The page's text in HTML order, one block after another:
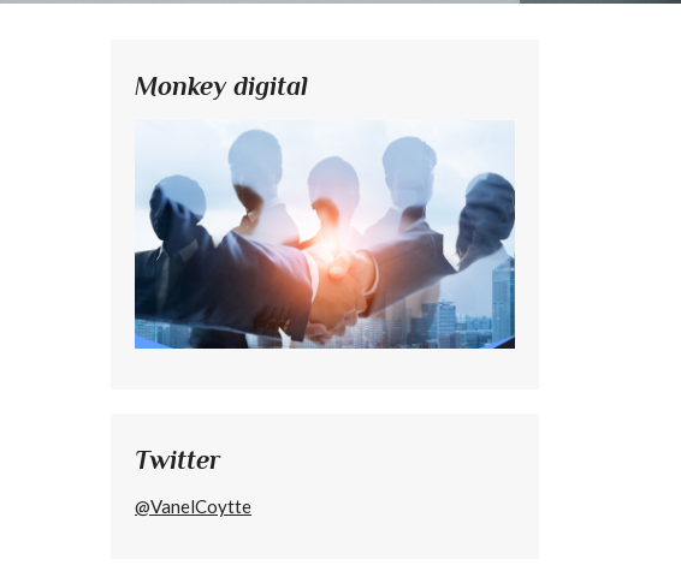
Monkey digital
Twitter
@VanelCoytte